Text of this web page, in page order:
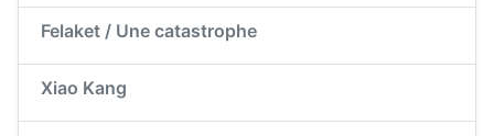
Felaket / Une catastrophe
Xiao Kang